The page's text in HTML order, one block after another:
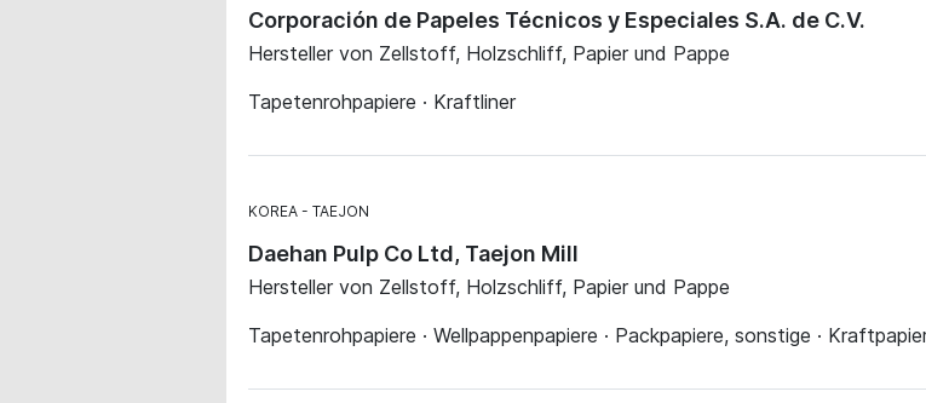
Corporación de Papeles Técnicos y Especiales S.A. de C.V.
Hersteller von Zellstoff, Holzschliff, Papier und Pappe
Tapetenrohpapiere · Kraftliner
KOREA TAEJON
Daehan Pulp Co Ltd, Taejon Mill
Hersteller von Zellstoff, Holzschliff, Papier und Pappe
Tapetenrohpapiere · Wellpappenpapiere · Packpapiere, sonstige ·